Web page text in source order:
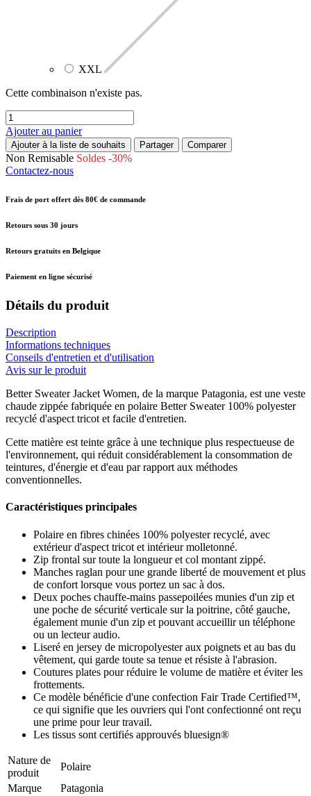
XXL
Cette combinaison n'existe pas.
Ajouter au panier
Ajouter à la liste de souhaits Partager Comparer
Non Remisable Soldes -30%
Contactez-nous
Frais de port offert dès 80€ de commande
Retours sous 30 jours
Retours gratuits en Belgique
Paiement en ligne sécurisé
Détails du produit
Description
Informations techniques
Conseils d'entretien et d'utilisation
Avis sur le produit
Better Sweater Jacket Women, de la marque Patagonia, est une veste
chaude zippée fabriquée en polaire Better Sweater 100% polyester
recyclé d'aspect tricot et facile d'entretien.
Cette matière est teinte grâce à une technique plus respectueuse de
l'environnement, qui réduit considérablement la consommation de
teintures, d'énergie et d'eau par rapport aux méthodes
conventionnelles.
Caractéristiques principales
Polaire en fibres chinées 100% polyester recyclé, avec
extérieur d'aspect tricot et intérieur molletonné.
Zip frontal sur toute la longueur et col montant zippé.
Manches raglan pour une grande liberté de mouvement et plus
de confort lorsque vous portez un sac à dos.
Deux poches chauffe-mains passepoilées munies d'un zip et
une poche de sécurité verticale sur la poitrine, côté gauche,
également munie d'un zip et pouvant accueillir un téléphone
ou un lecteur audio.
Liseré en jersey de micropolyester aux poignets et au bas du
vêtement, qui garde toute sa tenue et résiste à l'abrasion.
Coutures plates pour réduire le volume de matière et éviter les
frottements.
Ce modèle bénéficie d'une confection Fair Trade Certified™,
ce qui signifie que les ouvriers qui l'ont confectionné ont reçu
une prime pour leur travail.
Les tissus sont certifiés approuvés bluesign®
Nature de
produit
Polaire
Marque
Patagonia